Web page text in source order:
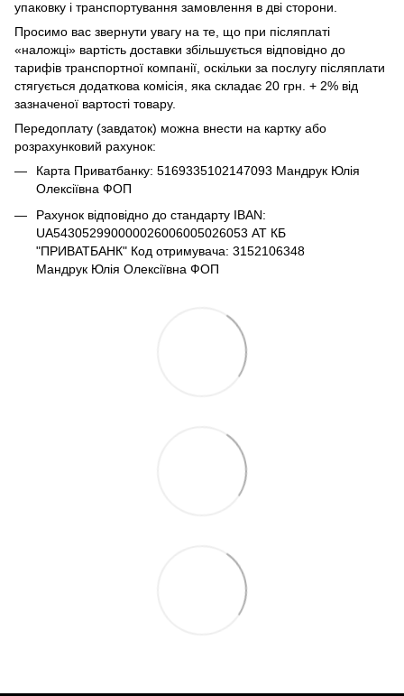
упаковку і транспортування замовлення в дві сторони.
Просимо вас звернути увагу на те, що при післяплаті
«наложці» вартість доставки збільшується відповідно до
тарифів транспортної компанії, оскільки за послугу післяплати
стягується додаткова комісія, яка складає 20 грн. + 2% від
зазначеної вартості товару.
Передоплату (завдаток) можна внести на картку або
розрахунковий рахунок:
Карта Приватбанку: 5169335102147093 Мандрук Юлія
Олексіївна ФОП
Рахунок відповідно до стандарту IBAN:
UA543052990000026006005026053 АТ КБ
"ПРИВАТБАНК" Код отримувача: 3152106348
Мандрук Юлія Олексіївна ФОП